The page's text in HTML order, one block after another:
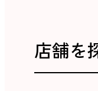
店舗を